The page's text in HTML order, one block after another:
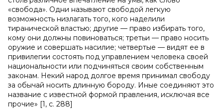
«свобода». Одни называют свободой легкую
возможность низлагать того, кого наделили
тиранической властью; другие — право избирать того,
кому они должны повиноваться; третьи — право носить
оружие и совершать насилие; четвертые — видят ее в
привилегии состоять под управлением человека своей
национальности или подчиняться своим собственным
законам. Некий народ долгое время принимал свободу
за обычай носить длинную бороду. Иные соединяют это
название с известной формой правления, исключая все
прочие» [1, с. 288]